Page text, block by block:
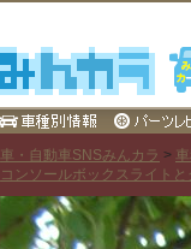
車・自動車SNSみんカラ >
コンソールボックスライト